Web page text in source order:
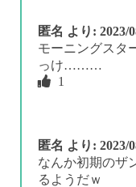
匿名 より: 2023/
モーニングスタ
っけ………
1
匿名 より: 2023/
なんか初期のザ
るようだｗ